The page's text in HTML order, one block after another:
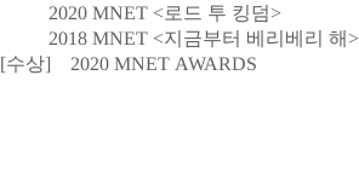
2020 MNET <로드 투 킹덤>
2018 MNET <지금부터 베리베리 해>
[수상] 2020 MNET AWARDS